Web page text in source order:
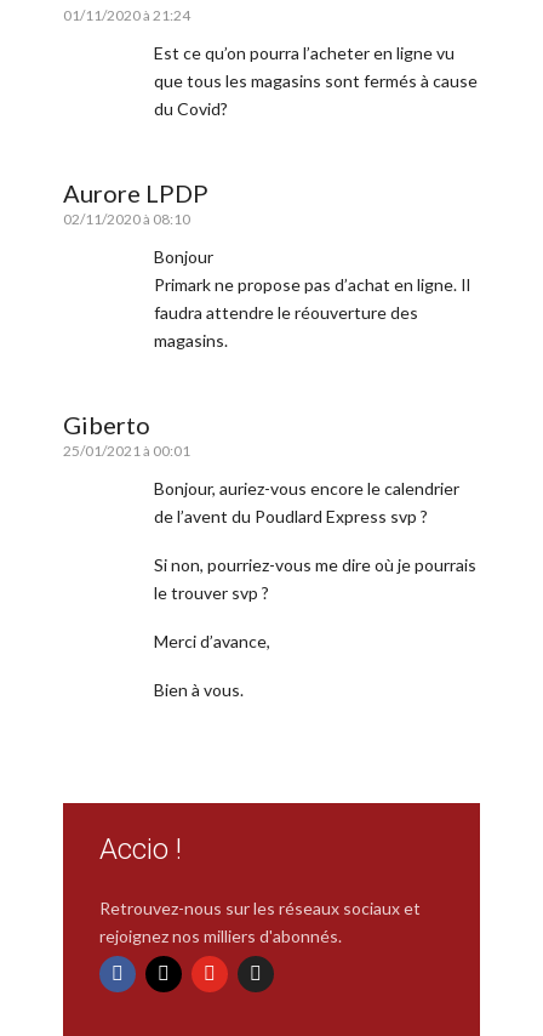
01/11/2020 à 21:24
Est ce qu’on pourra l’acheter en ligne vu
que tous les magasins sont fermés à cause
du Covid?
Aurore LPDP
02/11/2020 à 08:10
Bonjour
Primark ne propose pas d’achat en ligne. Il
faudra attendre le réouverture des
magasins.
Giberto
25/01/2021 à 00:01
Bonjour, auriez-vous encore le calendrier
de l’avent du Poudlard Express svp ?
Si non, pourriez-vous me dire où je pourrais
le trouver svp ?
Merci d’avance,
Bien à vous.
Accio !
Retrouvez-nous sur les réseaux sociaux et
rejoignez nos milliers d'abonnés.